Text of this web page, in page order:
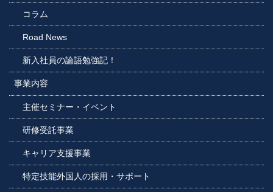
コラム
Road News
新入社員の論語勉強記！
事業内容
主催セミナー・イベント
研修受託事業
キャリア支援事業
特定技能外国人の採用・サポート